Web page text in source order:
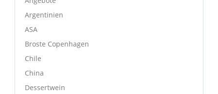
Argentinien
ASA
Broste Copenhagen
Chile
China
Dessertwein